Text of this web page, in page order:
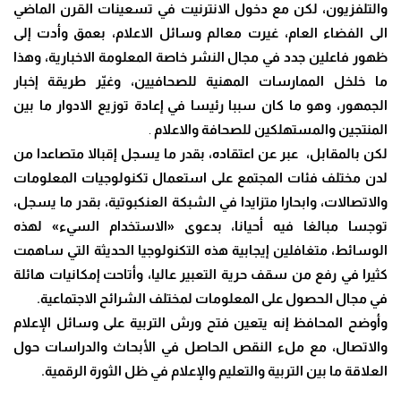
والتلفزيون، لكن مع دخول الانترنيت في تسعينات القرن الماضي
الى الفضاء العام، غيرت معالم وسائل الاعلام، بعمق وأدت إلى
ظهور فاعلين جدد في مجال النشر خاصة المعلومة الاخبارية، وهذا
ما خلخل الممارسات المهنية للصحافيين، وغيّر طريقة إخبار
الجمهور، وهو ما كان سببا رئيسا في إعادة توزيع الادوار ما بين
المنتجين والمستهلكين للصحافة والاعلام
لكن بالمقابل، عبر عن اعتقاده، بقدر ما يسجل إقبالا متصاعدا من
لدن مختلف فئات المجتمع على استعمال تكنولوجيات المعلومات
والاتصالات، وابحارا متزايدا في الشبكة العنكبوتية، بقدر ما يسجل،
توجسا مبالغا فيه أحيانا، بدعوى «الاستخدام السيء» لهذه
الوسائط، متغافلين إيجابية هذه التكنولوجيا الحديثة التي ساهمت
كثيرا في رفع من سقف حرية التعبير عاليا، وأتاحت إمكانيات هائلة
في مجال الحصول على المعلومات لمختلف الشرائح الاجتماعية.
وأوضح المحافظ إنه يتعين فتح ورش التربية على وسائل الإعلام
والاتصال، مع ملء النقص الحاصل في الأبحاث والدراسات حول
العلاقة ما بين التربية والتعليم والإعلام في ظل الثورة الرقمية.